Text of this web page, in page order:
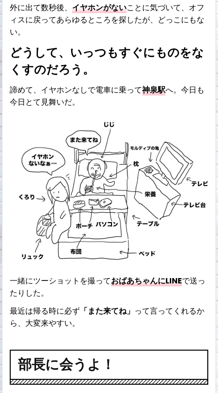
外に出て数秒後、イヤホンがないことに気づいて、オフ
ィスに戻ってあらゆるところを探したが、どっこにもな
い。
どうして、いっつもすぐにものをな
くすのだろう。
諦めて、イヤホンなしで電車に乗って神泉駅へ。今日も
今日とて見舞いだ。
一緒にツーショットを撮っておばあちゃんにLINEで送っ
たりした。
最近は帰る時に必ず 「また来てね」 って言ってくれるか
ら、大変来やすい。
部長に会うよ！